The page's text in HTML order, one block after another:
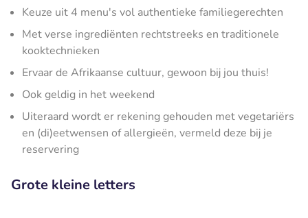
Keuze uit 4 menu's vol authentieke familiegerechten
Met verse ingrediënten rechtstreeks en traditionele
kooktechnieken
Ervaar de Afrikaanse cultuur, gewoon bij jou thuis!
Ook geldig in het weekend
Uiteraard wordt er rekening gehouden met vegetariërs
en (di)eetwensen of allergieën, vermeld deze bij je
reservering
Grote kleine letters